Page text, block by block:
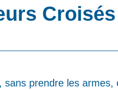
prendre les armes,